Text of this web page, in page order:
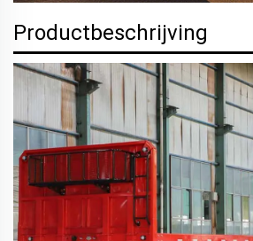
Productbeschrijving